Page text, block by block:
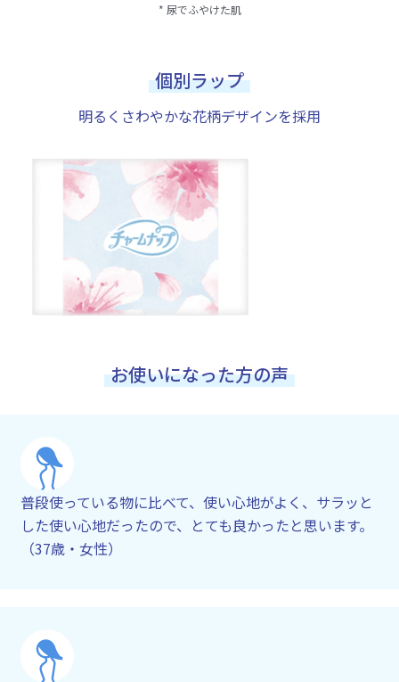
* 尿でふやけた肌
個別ラップ
明るくさわやかな花柄デザインを採用
お使いになった方の声
普段使っている物に比べて、使い心地がよく、サラッと
した使い心地だったので、とても良かったと思います。
（37歳・女性）